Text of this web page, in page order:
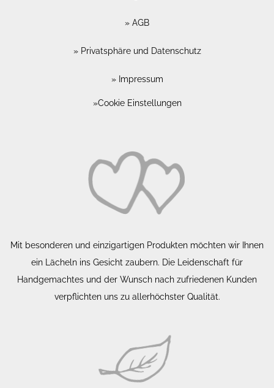
AGB
Privatsphäre und Datenschutz
Impressum
Cookie Einstellungen
Mit besonderen und einzigartigen Produkten möchten wir Ihnen
ein Lächeln ins Gesicht zaubern. Die Leidenschaft für
Handgemachtes und der Wunsch nach zufriedenen Kunden
verpflichten uns zu allerhöchster Qualität.